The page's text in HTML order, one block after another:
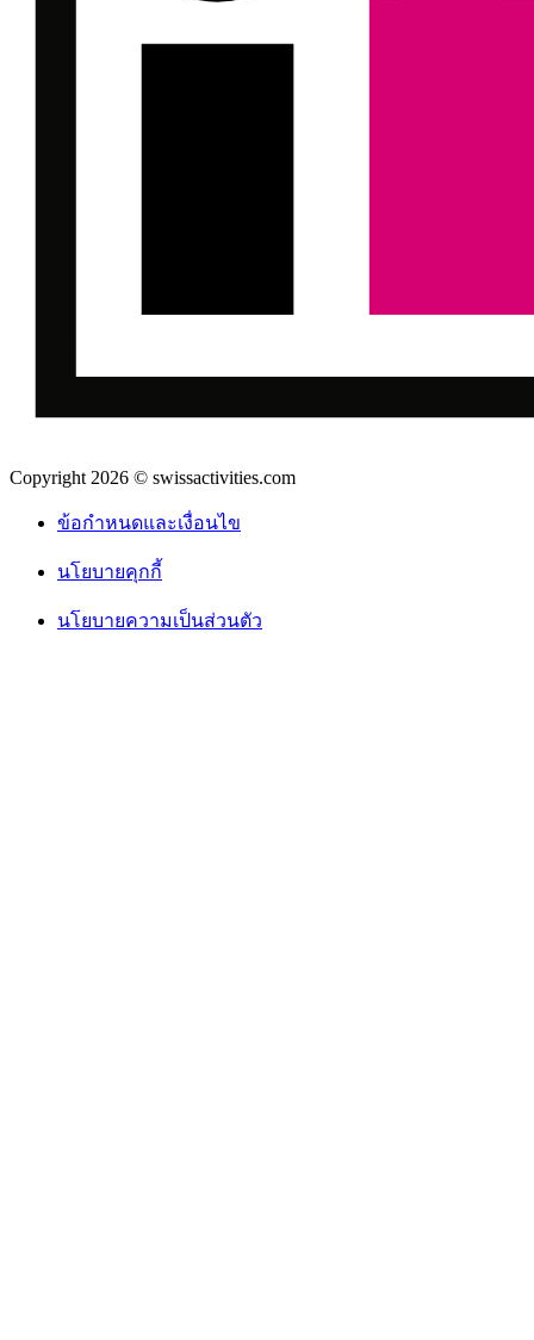
Copyright 2026 © swissactivities.com
ข้อกำหนดและเงื่อนไข
นโยบายคุกกี้
นโยบายความเป็นส่วนตัว